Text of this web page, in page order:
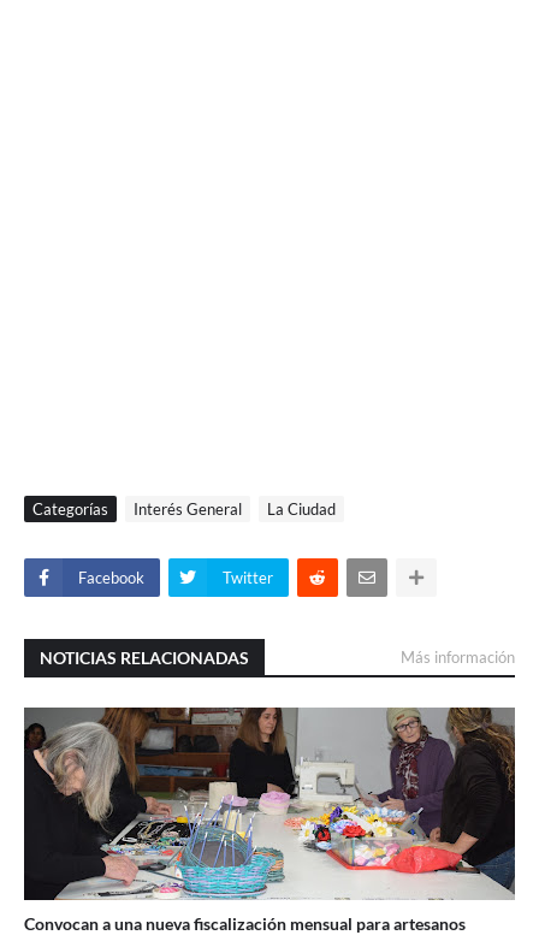
Categorías Interés General La Ciudad
Facebook Twitter
NOTICIAS RELACIONADAS Más información
Convocan a una nueva fiscalización mensual para artesanos